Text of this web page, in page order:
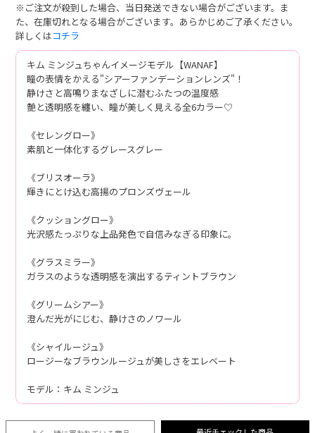
※ご注文が殺到した場合、当日発送できない場合がございます。ま
た、在庫切れとなる場合がございます。あらかじめご了承ください。
詳しくはコチラ
キム ミンジュちゃんイメージモデル【WANAF】
瞳の表情をかえる"シアーファンデーションレンズ"！
静けさと高鳴りまなざしに潜むふたつの温度感
艶と透明感を纏い、瞳が美しく見える全6カラー♡
《セレングロー》
素肌と一体化するグレースグレー
《ブリスオーラ》
輝きにとけ込む高揚のプロンズヴェール
《クッショングロー》
光沢感たっぷりな上品発色で自信みなぎる印象に。
《グラスミラー》
ガラスのような透明感を演出するティントブラウン
《グリームシアー》
澄んだ光がにじむ、静けさのノワール
《シャイルージュ》
ロージーなブラウンルージュが美しさをエレベート
モデル：キム ミンジュ